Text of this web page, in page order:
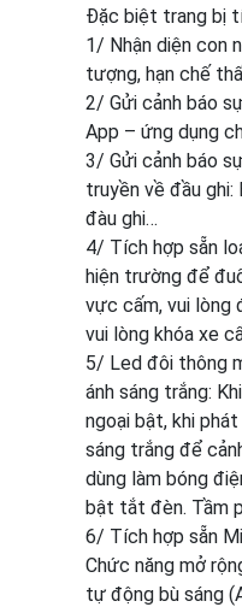
Đặc biệt trang bị
1/ Nhận diện con
tượng, hạn chế
2/ Gửi cảnh báo
App – ứng dụng
3/ Gửi cảnh báo
truyền về đầu
đàu ghi…
4/ Tích hợp sẵn
hiện trường để
vực cấm, vui lòng
vui lòng khóa xe
5/ Led đôi thông
ánh sáng trắng:
ngoại bật, khi
sáng trắng để
dùng làm bóng
bật tắt đèn. Tầm
6/ Tích hợp sẵn
Chức năng mở
tự động bù sáng